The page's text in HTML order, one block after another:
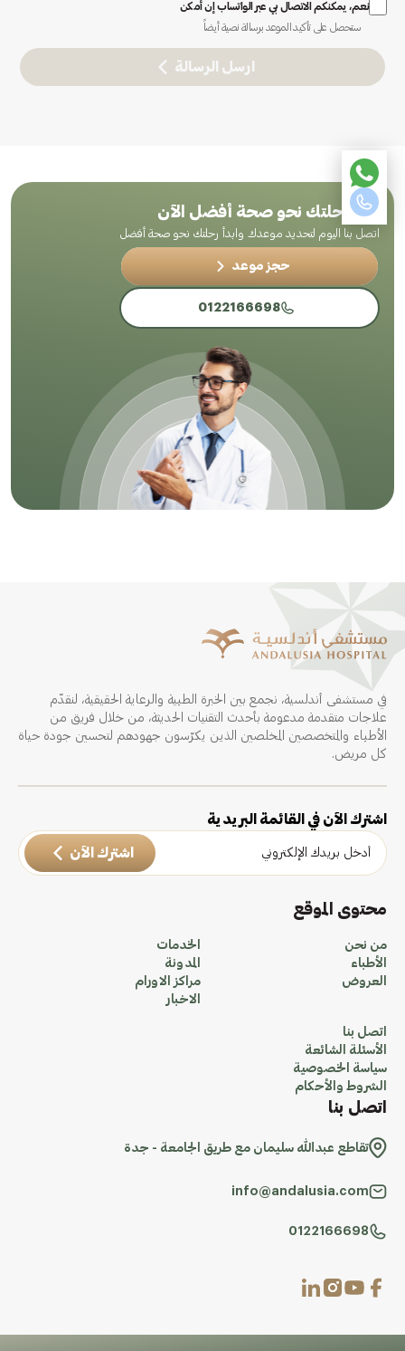
نعم، يمكنكم الاتصال بي عبر الواتساب إن أمكن
ستحصل على تأكيد الموعد برسالة نصية أيضاً
ارسل الرسالة
ابدأ رحلتك نحو صحة أفضل الآن
اتصل بنا اليوم لتحديد موعدك وابدأ رحلتك نحو صحة أفضل
حجز موعد
0122166698
في مستشفى أندلسية، نجمع بين الخبرة الطبية والرعاية الحقيقية، لنقدّم
علاجات متقدمة مدعومة بأحدث التقنيات الحديثة، من خلال فريق من
الأطباء والمتخصصين المخلصين الذين يكرّسون جهودهم لتحسين جودة حياة
كل مريض.
اشترك الآن في القائمة البريدية
اشترك الآن
محتوى الموقع
من نحن
الأطباء
العروض
الخدمات
المدونة
مراكز الاورام
الاخبار
اتصل بنا
الأسئلة الشائعة
سياسة الخصوصية
الشروط والأحكام
اتصل بنا
تقاطع عبدالله سليمان مع طريق الجامعة - جدة
info@andalusia.com
0122166698